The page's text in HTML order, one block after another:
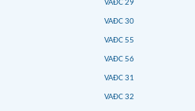
VAĐC 29
VAĐC 30
VAĐC 55
VAĐC 56
VAĐC 31
VAĐC 32